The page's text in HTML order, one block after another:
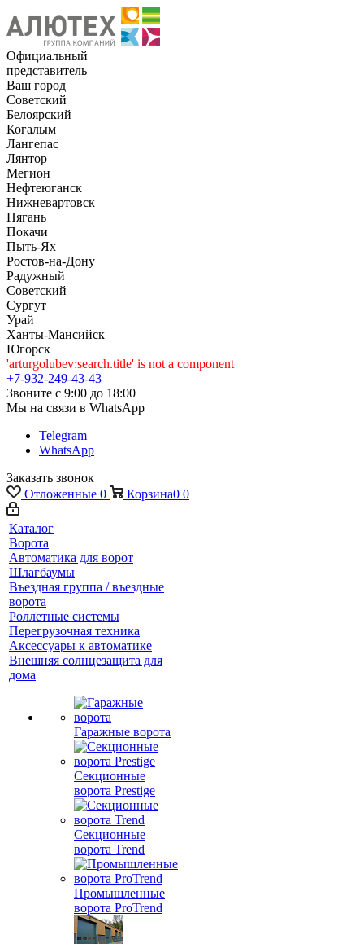
Официальный
представитель
Ваш город
Советский
Белоярский
Когалым
Лангепас
Лянтор
Мегион
Нефтеюганск
Нижневартовск
Нягань
Покачи
Пыть-Ях
Рoстов-на-Дону
Радужный
Советский
Сургут
Урай
Ханты-Мансийск
Югорск
'arturgolubev:search.title' is not a component
+7-932-249-43-43
Звоните с 9:00 до 18:00
Мы на связи в WhatsApp
Telegram
WhatsApp
Заказать звонок
Отложенные 0 Корзина0 0
Каталог
Ворота
Автоматика для ворот
Шлагбаумы
Въездная группа / въездные
ворота
Роллетные системы
Перегрузочная техника
Аксессуары к автоматике
Внешняя солнцезащита для
дома
Гаражные ворота
Секционные
ворота Prestige
Секционные
ворота Trend
Промышленные
ворота ProTrend